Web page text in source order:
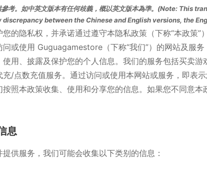
考。如中英文版本有任何歧義，概以英文版本為準。 (Note: This
discrepancy between the Chinese and English versions, the
的隐私权，并承诺通过遵守本隐私政策（下称“本政策”
或使用 Guguagamestore（下称“我们”）的网站及服务
使用、披露及保护您的个人信息。我们的服务包括买卖
充/点数充值服务。通过访问或使用本网站或服务，即表
按照本政策收集、使用和分享您的信息。如果您不同意
息
供服务，我们可能会收集以下类别的信息：